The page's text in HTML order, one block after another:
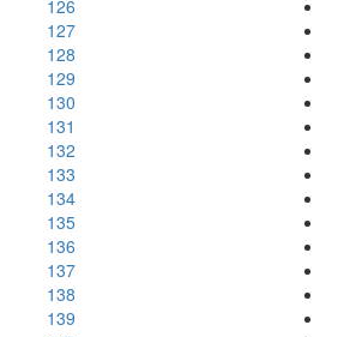
126
127
128
129
130
131
132
133
134
135
136
137
138
139